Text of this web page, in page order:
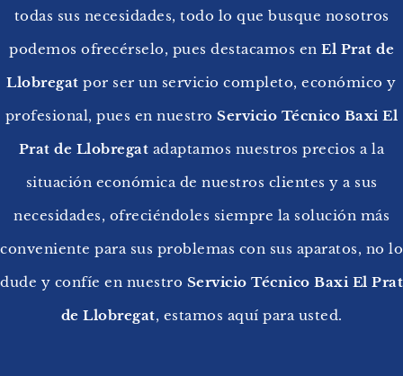
todas sus necesidades, todo lo que busque nosotros
podemos ofrecérselo, pues destacamos en El Prat de
Llobregat por ser un servicio completo, económico y
profesional, pues en nuestroServicio Técnico Baxi El
Prat de Llobregat adaptamos nuestros precios a la
situación económica de nuestros clientes y a sus
necesidades, ofreciéndoles siempre la solución más
conveniente para sus problemas con sus aparatos, no lo
dude y confíe en nuestro Servicio Técnico Baxi El Prat
de Llobregat, estamos aquí para usted.